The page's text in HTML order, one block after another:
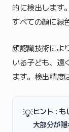
的に検出します
すべての顔に緑
顔認識技術によ
いる子ども、遠
ます。検出精度
💡ヒント : も
大部分が